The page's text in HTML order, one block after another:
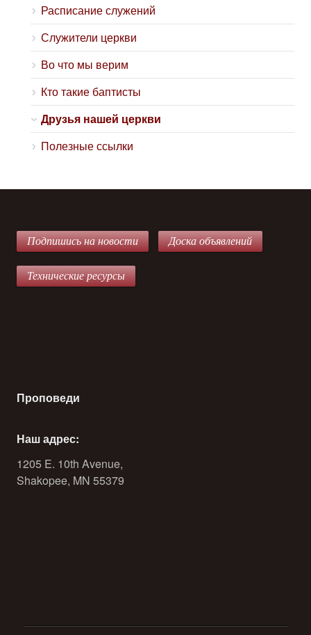
Расписание служений
Служители церкви
Во что мы верим
Кто такие баптисты
Друзья нашей церкви
Полезные ссылки
Подпишись на новости Доска объявлений
Технические ресурсы
Проповеди
Наш адрес:
1205 E. 10th Avenue,
Shakopee, MN 55379